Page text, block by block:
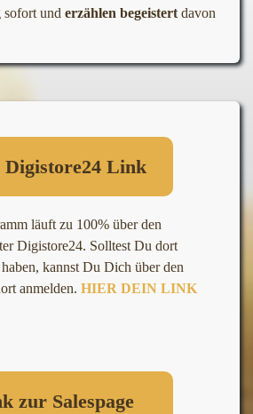
sofort und erzählen begeistert davon
Digistore24 Link
läuft zu 100% über den
Digistore24. Solltest Du dort
kannst Du Dich über den
anmelden. HIER DEIN LINK
zur Salespage